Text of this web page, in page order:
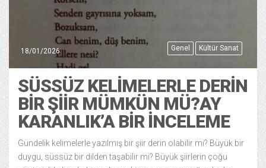
Genel Kültür Sanat
18/01/2026
SÜSSÜZ KELIMELERLE DERIN
BIR ŞIIR MÜMKÜN MÜ?AY
KARANLIK’A BIR İNCELEME
Gündelik kelimelerle yazılmış bir şiir derin olabilir mi? Büyük bir
duygu, süssüz bir dilden taşabilir mi? Büyük şiirlerin çoğu